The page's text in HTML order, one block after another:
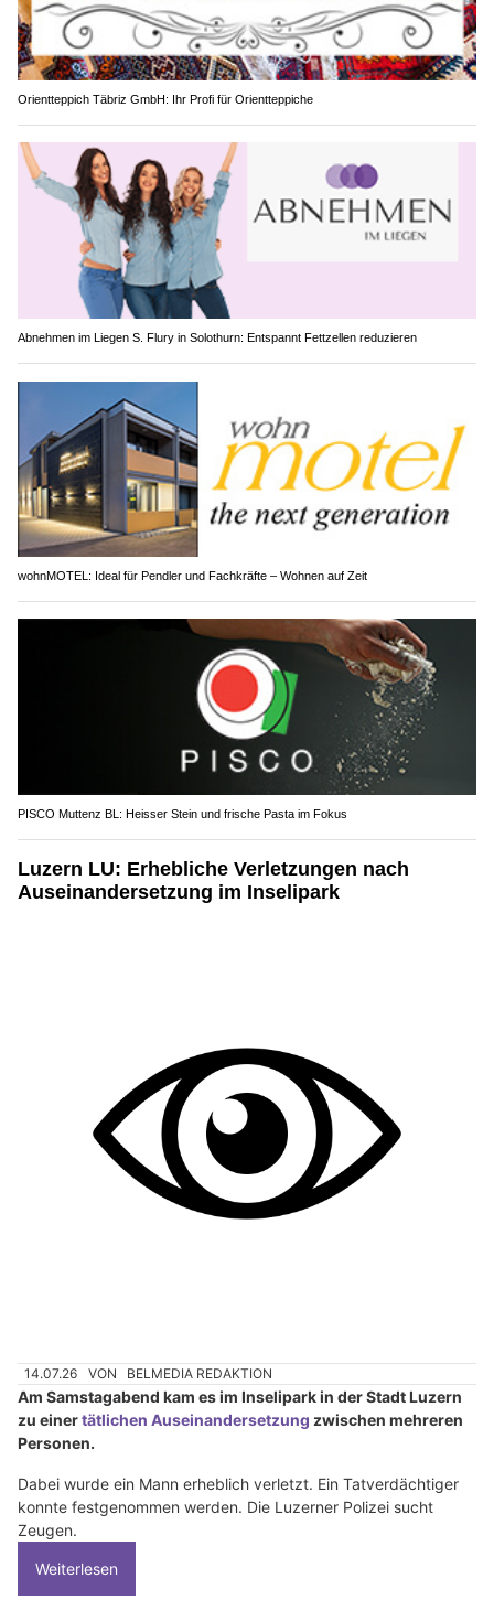
Orientteppich Täbriz GmbH: Ihr Profi für Orientteppiche
Abnehmen im Liegen S. Flury in Solothurn: Entspannt Fettzellen reduzieren
wohnMOTEL: Ideal für Pendler und Fachkräfte – Wohnen auf Zeit
PISCO Muttenz BL: Heisser Stein und frische Pasta im Fokus
Luzern LU: Erhebliche Verletzungen nach
Auseinandersetzung im Inselipark
14.07.26 VON BELMEDIA REDAKTION
Am Samstagabend kam es im Inselipark in der Stadt Luzern
zu einertätlichen Auseinandersetzung zwischen mehreren
Personen.
Dabei wurde ein Mann erheblich verletzt. Ein Tatverdächtiger
konnte festgenommen werden. Die Luzerner Polizei sucht
Zeugen.
Weiterlesen